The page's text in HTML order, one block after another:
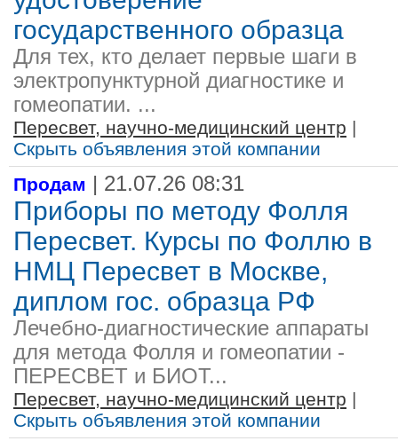
государственного образца
Для тех, кто делает первые шаги в
электропунктурной диагностике и
гомеопатии. ...
Пересвет, научно-медицинский центр |
Скрыть объявления этой компании
Продам
| 21.07.26 08:31
Приборы по методу Фолля
Пересвет. Курсы по Фоллю в
НМЦ Пересвет в Москве,
диплом гос. образца РФ
Лечебно-диагностические аппараты
для метода Фолля и гомеопатии -
ПЕРЕСВЕТ и БИОТ...
Пересвет, научно-медицинский центр |
Скрыть объявления этой компании